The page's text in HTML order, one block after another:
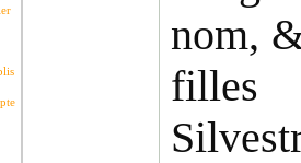
nom,
filles